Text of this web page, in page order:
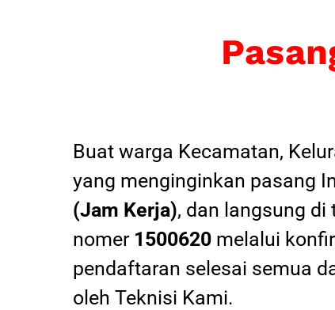
Buat warga Kecamatan,
yang menginginkan pasang
(Jam Kerja), dan langsung di
nomer 1500620 melalui
pendaftaran selesai semua
oleh Teknisi Kami.